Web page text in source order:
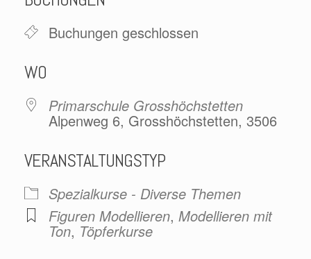
Buchungen geschlossen
WO
Primarschule Grosshöchstetten
Alpenweg 6, Grosshöchstetten, 3506
VERANSTALTUNGSTYP
Spezialkurse - Diverse Themen
Figuren Modellieren, Modellieren mit
Ton, Töpferkurse